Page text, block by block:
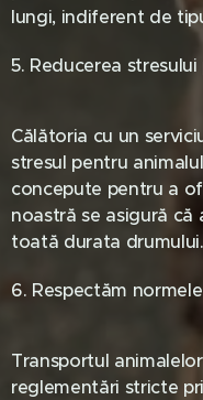
lungi, indiferent de
5. Reducerea
Călătoria cu un
stresul pentru
concepute pentru a
noastră se asigură că
toată durata drumului.
6. Respectăm
Transportul
reglementări stricte